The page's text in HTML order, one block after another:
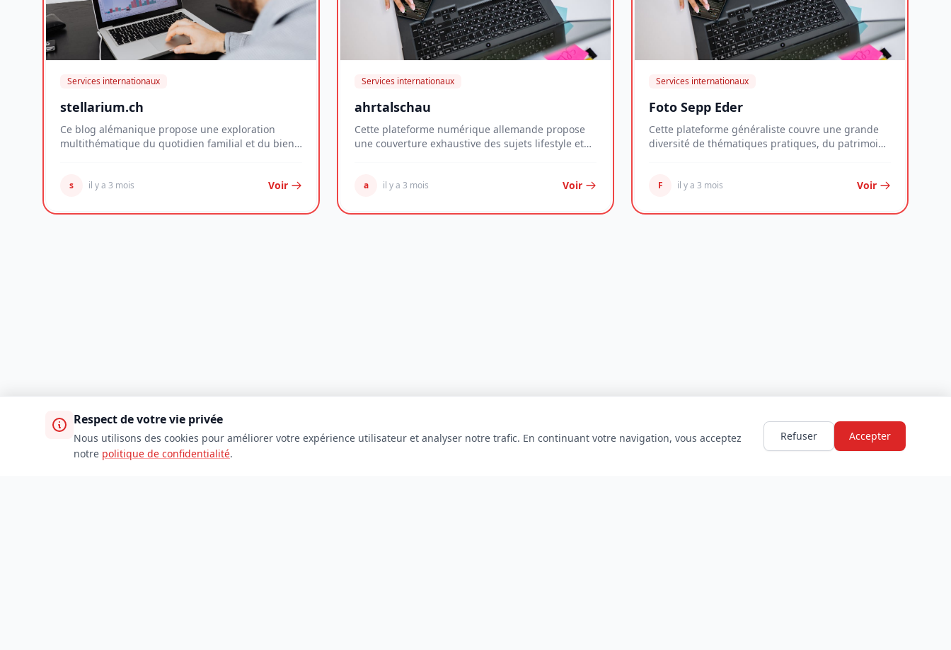
Services internationaux
stellarium.ch
Ce blog alémanique propose une exploration
multithématique du quotidien familial et du bien-
s il y a 3 mois Voir
Services internationaux
ahrtalschau
Cette plateforme numérique allemande propose
une couverture exhaustive des sujets lifestyle et
a il y a 3 mois Voir
Services internationaux
Foto Sepp Eder
Cette plateforme généraliste couvre une grande
diversité de thématiques pratiques, du patrimoine
F il y a 3 mois Voir
Respect de votre vie privée
Nous utilisons des cookies pour améliorer votre expérience utilisateur et analyser notre trafic. En continuant votre navigation, vous acceptez
notre politique de confidentialité.
Refuser Accepter